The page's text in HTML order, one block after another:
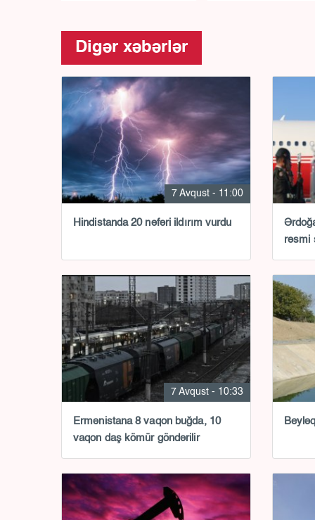
Digər xəbərlər
7 Avqust - 11:00
Hindistanda 20 nəfəri ildırım vurdu
rəsmi
7 Avqust - 10:33
Ermənistana 8 vaqon buğda, 10
vaqon daş kömür göndərilir